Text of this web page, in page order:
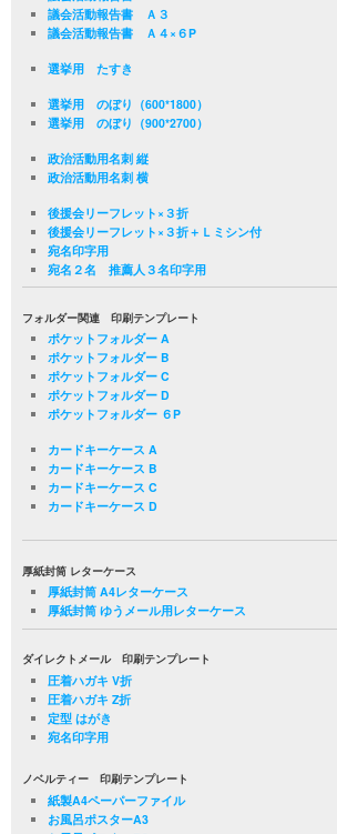
議会活動報告書 Ａ３
議会活動報告書 Ａ４×６P
選挙用 たすき
選挙用 のぼり（600*1800）
選挙用 のぼり（900*2700）
政治活動用名刺 縦
政治活動用名刺 横
後援会リーフレット×３折
後援会リーフレット×３折＋Ｌミシン付
宛名印字用
宛名２名 推薦人３名印字用
フォルダー関連 印刷テンプレート
ポケットフォルダー A
ポケットフォルダー B
ポケットフォルダー C
ポケットフォルダー D
ポケットフォルダー ６P
カードキーケース A
カードキーケース B
カードキーケース C
カードキーケース D
厚紙封筒 レターケース
厚紙封筒 A4レターケース
厚紙封筒 ゆうメール用レターケース
ダイレクトメール 印刷テンプレート
圧着ハガキ V折
圧着ハガキ Z折
定型 はがき
宛名印字用
ノベルティー 印刷テンプレート
紙製A4ペーパーファイル
お風呂ポスターA3